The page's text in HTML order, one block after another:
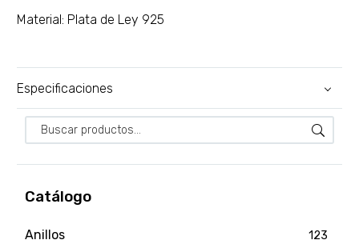
Catálogo
Anillos 123
Material: Plata de Ley 925
Especificaciones